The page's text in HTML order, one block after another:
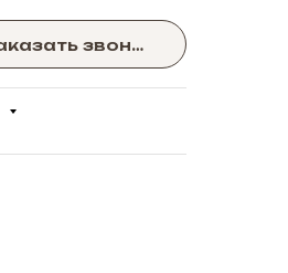
Заказать звонок